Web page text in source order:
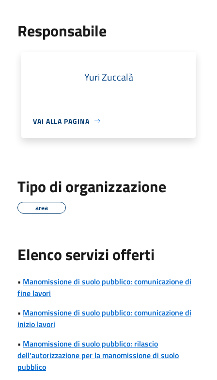
Responsabile
Yuri Zuccalà
VAI ALLA PAGINA
Tipo di organizzazione
area
Elenco servizi offerti
• Manomissione di suolo pubblico: comunicazione di
fine lavori
• Manomissione di suolo pubblico: comunicazione di
inizio lavori
• Manomissione di suolo pubblico: rilascio
dell'autorizzazione per la manomissione di suolo
pubblico